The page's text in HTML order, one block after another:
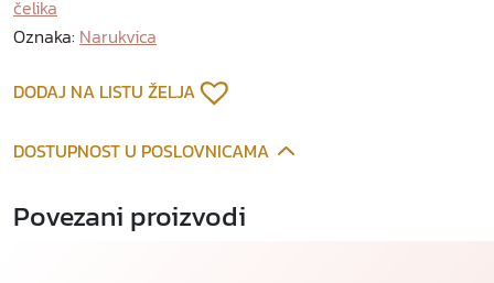
u
k
i
a
p
čelika
Oznaka: Narukvica
DODAJ NA LISTU ŽELJA
DOSTUPNOST U POSLOVNICAMA
Povezani proizvodi